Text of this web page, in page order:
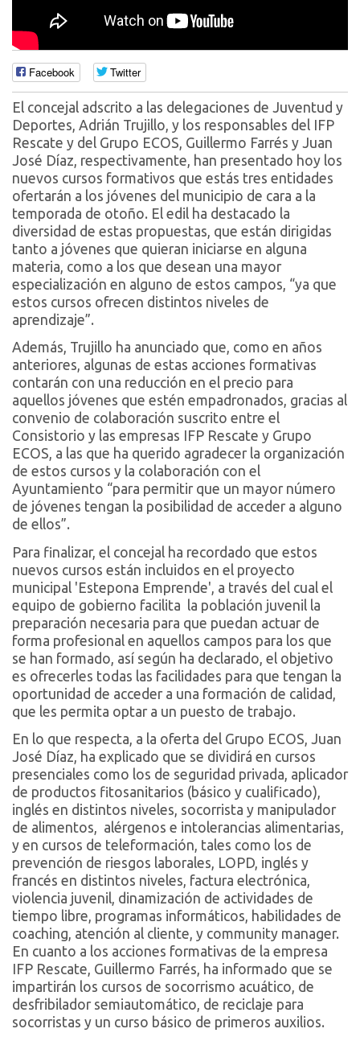
Facebook Twitter
El concejal adscrito a las delegaciones de Juventud y
Deportes, Adrián Trujillo, y los responsables del IFP
Rescate y del Grupo ECOS, Guillermo Farrés y Juan
José Díaz, respectivamente, han presentado hoy los
nuevos cursos formativos que estás tres entidades
ofertarán a los jóvenes del municipio de cara a la
temporada de otoño. El edil ha destacado la
diversidad de estas propuestas, que están dirigidas
tanto a jóvenes que quieran iniciarse en alguna
materia, como a los que desean una mayor
especialización en alguno de estos campos, “ya que
estos cursos ofrecen distintos niveles de
aprendizaje”.
Además, Trujillo ha anunciado que, como en años
anteriores, algunas de estas acciones formativas
contarán con una reducción en el precio para
aquellos jóvenes que estén empadronados, gracias al
convenio de colaboración suscrito entre el
Consistorio y las empresas IFP Rescate y Grupo
ECOS, a las que ha querido agradecer la organización
de estos cursos y la colaboración con el
Ayuntamiento “para permitir que un mayor número
de jóvenes tengan la posibilidad de acceder a alguno
de ellos”.
Para finalizar, el concejal ha recordado que estos
nuevos cursos están incluidos en el proyecto
municipal 'Estepona Emprende', a través del cual el
equipo de gobierno facilita la población juvenil la
preparación necesaria para que puedan actuar de
forma profesional en aquellos campos para los que
se han formado, así según ha declarado, el objetivo
es ofrecerles todas las facilidades para que tengan la
oportunidad de acceder a una formación de calidad,
que les permita optar a un puesto de trabajo.
En lo que respecta, a la oferta del Grupo ECOS, Juan
José Díaz, ha explicado que se dividirá en cursos
presenciales como los de seguridad privada, aplicador
de productos fitosanitarios (básico y cualificado),
inglés en distintos niveles, socorrista y manipulador
de alimentos, alérgenos e intolerancias alimentarias,
y en cursos de teleformación, tales como los de
prevención de riesgos laborales, LOPD, inglés y
francés en distintos niveles, factura electrónica,
violencia juvenil, dinamización de actividades de
tiempo libre, programas informáticos, habilidades de
coaching, atención al cliente, y community manager.
En cuanto a los acciones formativas de la empresa
IFP Rescate, Guillermo Farrés, ha informado que se
impartirán los cursos de socorrismo acuático, de
desfribilador semiautomático, de reciclaje para
socorristas y un curso básico de primeros auxilios.